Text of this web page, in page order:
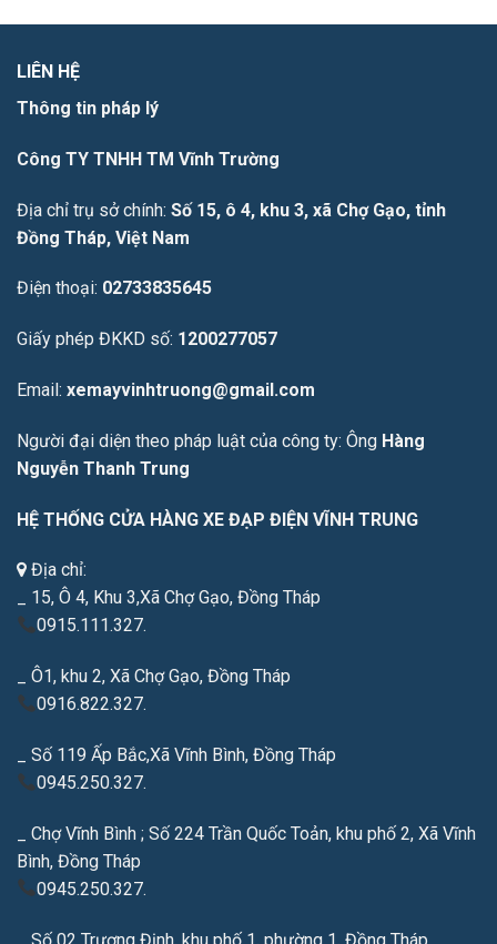
LIÊN HỆ
Thông tin pháp lý
Công TY TNHH TM Vĩnh Trường
Địa chỉ trụ sở chính: Số 15, ô 4, khu 3, xã Chợ Gạo, tỉnh
Đồng Tháp, Việt Nam
Điện thoại: 02733835645
Giấy phép ĐKKD số: 1200277057
Email: xemayvinhtruong@gmail.com
Người đại diện theo pháp luật của công ty: Ông Hàng
Nguyễn Thanh Trung
HỆ THỐNG CỬA HÀNG XE ĐẠP ĐIỆN VĨNH TRUNG
Địa chỉ:
_ 15, Ô 4, Khu 3,Xã Chợ Gạo, Đồng Tháp
0915.111.327.
_ Ô1, khu 2, Xã Chợ Gạo, Đồng Tháp
0916.822.327.
_ Số 119 Ấp Bắc,Xã Vĩnh Bình, Đồng Tháp
0945.250.327.
_ Chợ Vĩnh Bình ; Số 224 Trần Quốc Toản, khu phố 2, Xã Vĩnh
Bình, Đồng Tháp
0945.250.327.
_ Số 02 Trương Định, khu phố 1, phường 1, Đồng Tháp.